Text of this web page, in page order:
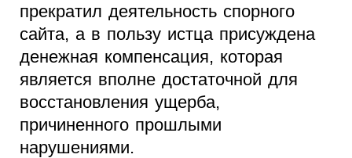
прекратил деятельность спорного
сайта, а в пользу истца присуждена
денежная компенсация, которая
является вполне достаточной для
восстановления ущерба,
причиненного прошлыми
нарушениями.